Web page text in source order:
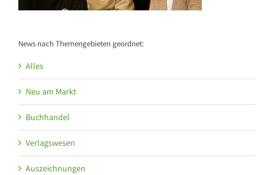
News nach Themengebieten geordnet:
Alles
Neu am Markt
Buchhandel
Verlagswesen
Auszeichnungen